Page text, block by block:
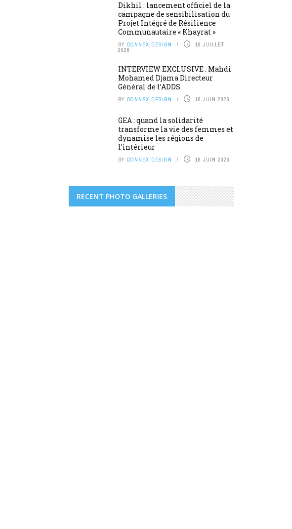
Dikhil : lancement officiel de la
campagne de sensibilisation du
Projet Intégré de Résilience
Communautaire « Khayrat »
BY CONNEX DESIGN 19 JUILLET
2026
INTERVIEW EXCLUSIVE : Mahdi
Mohamed Djama Directeur
Général de l’ADDS
BY CONNEX DESIGN 18 JUIN 2026
GEA : quand la solidarité
transforme la vie des femmes et
dynamise les régions de
l’intérieur
BY CONNEX DESIGN 18 JUIN 2026
RECENT PHOTO GALLERIES